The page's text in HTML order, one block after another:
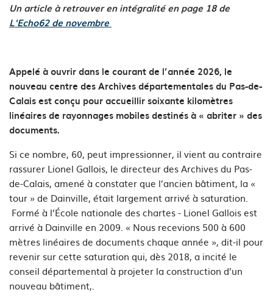
Un article à retrouver en intégralité en page 18 de
L'Echo62 de novembre
Appelé à ouvrir dans le courant de l’année 2026, le
nouveau centre des Archives départementales du Pas-de-
Calais est conçu pour accueillir soixante kilomètres
linéaires de rayonnages mobiles destinés à « abriter » des
documents.
Si ce nombre, 60, peut impressionner, il vient au contraire
rassurer Lionel Gallois, le directeur des Archives du Pas-
de-Calais, amené à constater que l’ancien bâtiment, la «
tour » de Dainville, était largement arrivé à saturation.
Formé à l’École nationale des chartes - Lionel Gallois est
arrivé à Dainville en 2009. « Nous recevions 500 à 600
mètres linéaires de documents chaque année », dit-il pour
revenir sur cette saturation qui, dès 2018, a incité le
conseil départemental à projeter la construction d’un
nouveau bâtiment,.